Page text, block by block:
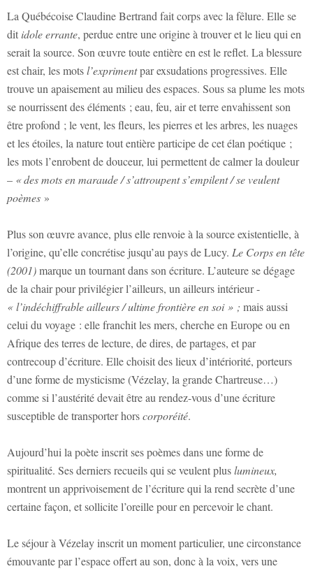
La Québécoise Claudine Bertrand fait corps avec la fêlure. Elle se
dit idole errante, perdue entre une origine à trouver et le lieu qui en
serait la source. Son œuvre toute entière en est le reflet. La blessure
est chair, les motsl’exprimentpar exsudations progressives. Elle
trouve un apaisement au milieu des espaces. Sous sa plume les mots
se nourrissent des éléments ; eau, feu, air et terre envahissent son
être profond ; le vent, les fleurs, les pierres et les arbres, les nuages
et les étoiles, la naturetout entière participe de cet élan poétique ;
les mots l’enrobent de douceur, lui permettent de calmer la douleur
– « des mots en maraude / s’attroupent s’empilent / se veulent
poèmes »
Plus son œuvre avance, plus elle renvoie à la source existentielle, à
l’origine, qu’elle concrétise jusqu’au pays de Lucy. Le Corps en tête
(2001)marque un tournant dans son écriture. L’auteure se dégage
de la chair pour privilégierl’ailleurs, un ailleurs intérieur -
« l’indéchiffrable ailleurs / ultime frontière en soi » ; mais aussi
celui du voyage : elle franchit les mers, cherche en Europe ou en
Afrique des terres de lecture, de dires, de partages, et par
contrecoup d’écriture. Elle choisit des lieux d’intériorité, porteurs
d’une forme de mysticisme (Vézelay, la grande Chartreuse…)
comme si l’austérité devait être au rendez-vous d’une écriture
susceptible de transporter horscorporéité.
Aujourd’hui la poète inscrit ses poèmes dans une forme de
spiritualité. Ses derniers recueils qui se veulent pluslumineux,
montrent un apprivoisement de l’écriture qui la rend secrète d’une
certaine façon, et sollicite l’oreille pour en percevoir le chant.
Le séjour à Vézelay inscrit un moment particulier, une circonstance
émouvante par l’espace offert au son, donc à la voix, vers une